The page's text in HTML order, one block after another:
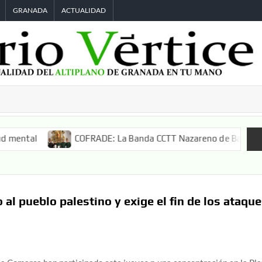
GRANADA ACTUALIDAD
COFRADE: La Banda CCTT Nazareno de Baza
al pueblo palestino y exige el fin de los